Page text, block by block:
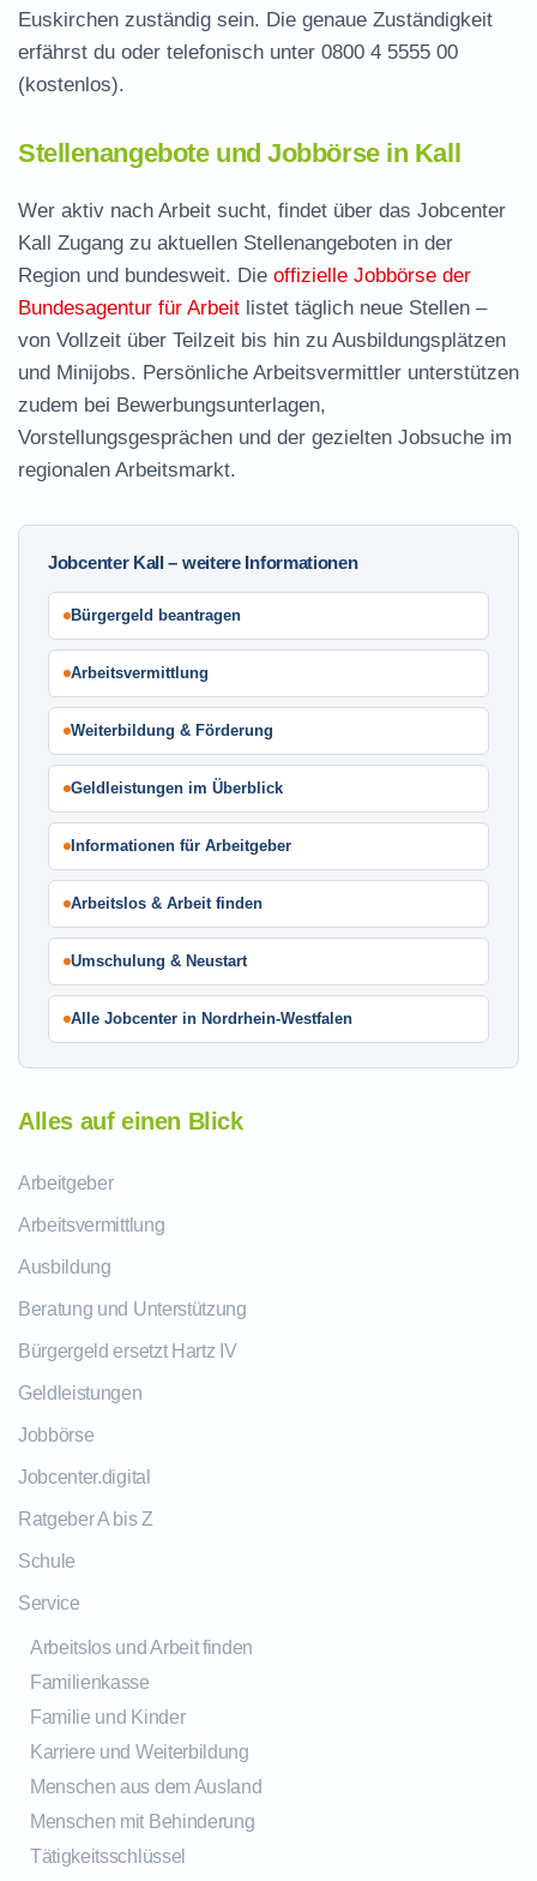
Euskirchen zuständig sein. Die genaue Zuständigkeit
erfährst du oder telefonisch unter 0800 4 5555 00
(kostenlos).
Stellenangebote und Jobbörse in Kall
Wer aktiv nach Arbeit sucht, findet über das Jobcenter
Kall Zugang zu aktuellen Stellenangeboten in der
Region und bundesweit. Die offizielle Jobbörse der
Bundesagentur für Arbeit listet täglich neue Stellen –
von Vollzeit über Teilzeit bis hin zu Ausbildungsplätzen
und Minijobs. Persönliche Arbeitsvermittler unterstützen
zudem bei Bewerbungsunterlagen,
Vorstellungsgesprächen und der gezielten Jobsuche im
regionalen Arbeitsmarkt.
Jobcenter Kall – weitere Informationen
Bürgergeld beantragen
Arbeitsvermittlung
Weiterbildung & Förderung
Geldleistungen im Überblick
Informationen für Arbeitgeber
Arbeitslos & Arbeit finden
Umschulung & Neustart
Alle Jobcenter in Nordrhein-Westfalen
Alles auf einen Blick
Arbeitgeber
Arbeitsvermittlung
Ausbildung
Beratung und Unterstützung
Bürgergeld ersetzt Hartz IV
Geldleistungen
Jobbörse
Jobcenter.digital
Ratgeber A bis Z
Schule
Service
Arbeitslos und Arbeit finden
Familienkasse
Familie und Kinder
Karriere und Weiterbildung
Menschen aus dem Ausland
Menschen mit Behinderung
Tätigkeitsschlüssel